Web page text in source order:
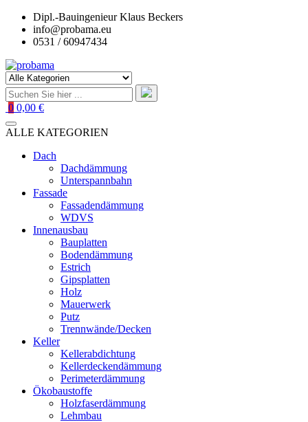
Zum
Inhalt
springen
Dipl.-Bauingenieur Klaus Beckers
info@probama.eu
0531 / 60947434
0 0,00 €
ALLE KATEGORIEN
Dach
Dachdämmung
Unterspannbahn
Fassade
Fassadendämmung
WDVS
Innenausbau
Bauplatten
Bodendämmung
Estrich
Gipsplatten
Holz
Mauerwerk
Putz
Trennwände/Decken
Keller
Kellerabdichtung
Kellerdeckendämmung
Perimeterdämmung
Ökobaustoffe
Holzfaserdämmung
Lehmbau